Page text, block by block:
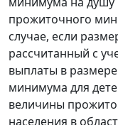
прожиточного
случае, если
рассчитанный с
выплаты в
минимума для
величины
населения в